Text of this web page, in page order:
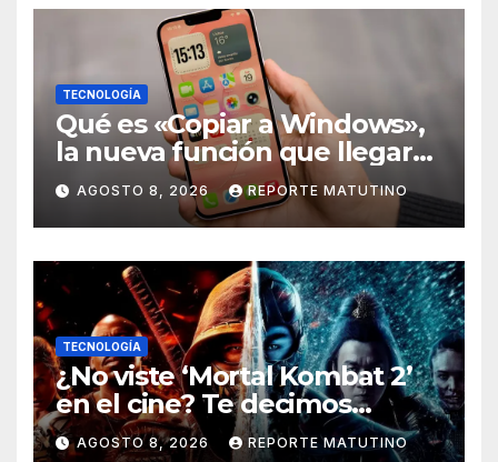
TECNOLOGÍA
Qué es «Copiar a Windows»,
la nueva función que llegará
al iPhone solo para Europa
AGOSTO 8, 2026 REPORTE MATUTINO
TECNOLOGÍA
¿No viste ‘Mortal Kombat 2’
en el cine? Te decimos
dónde verla en streaming
AGOSTO 8, 2026 REPORTE MATUTINO